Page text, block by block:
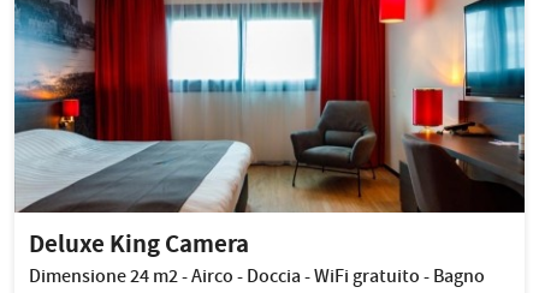
Deluxe King Camera
Dimensione 24 m2 - Airco - Doccia - WiFi gratuito - Bagno